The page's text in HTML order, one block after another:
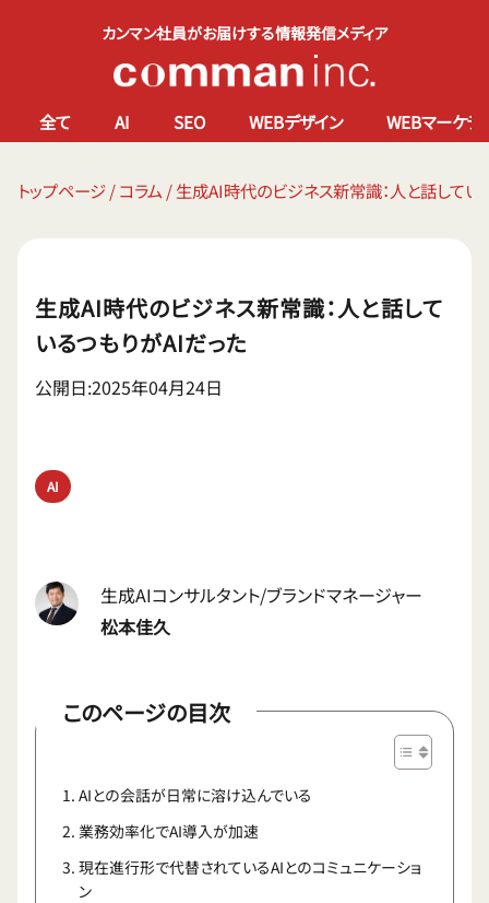
カンマン社員がお届けする情報発信メディア
全て AI SEO WEBデザイン WEBマーケテ
トップページ/コラム /生成AI時代のビジネス新常識：人と話してい
生成AI時代のビジネス新常識：人と話して
いるつもりがAIだった
公開日:2025年04月24日
AI
生成AIコンサルタント/ブランドマネージャー
松本佳久
このページの目次
AIとの会話が日常に溶け込んでいる
業務効率化でAI導入が加速
現在進行形で代替されているAIとのコミュニケーショ
ン